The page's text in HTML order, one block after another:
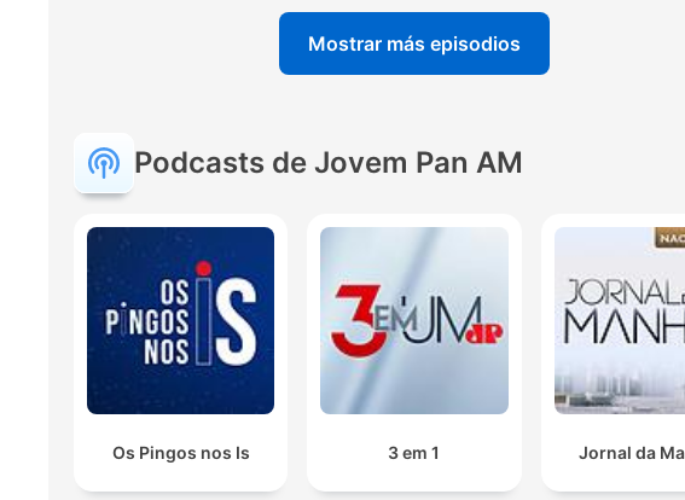
Mostrar más episodios
Podcasts de Jovem Pan AM
Os Pingos nos Is 3 em 1 Jornal da